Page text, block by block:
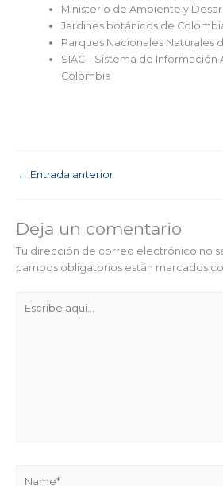
Ministerio de Ambiente y
Jardines botánicos de
Parques Nacionales Naturales
SIAC – Sistema de
Colombia
← Entrada anterior
Deja un comentario
Tu dirección de correo electrónico no
campos obligatorios están marcados
aquí...